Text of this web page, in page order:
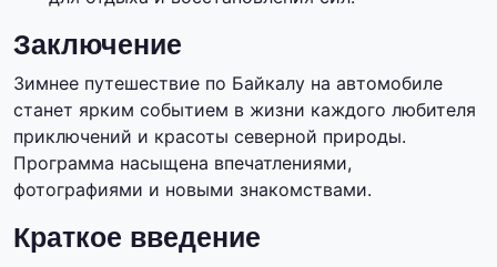
Заключение
Зимнее путешествие по Байкалу на автомобиле
станет ярким событием в жизни каждого любителя
приключений и красоты северной природы.
Программа насыщена впечатлениями,
фотографиями и новыми знакомствами.
Краткое введение